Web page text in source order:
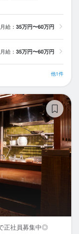
月給： 35万円〜60万円
月給： 35万円〜60万円
他1件
正社員募集中◎